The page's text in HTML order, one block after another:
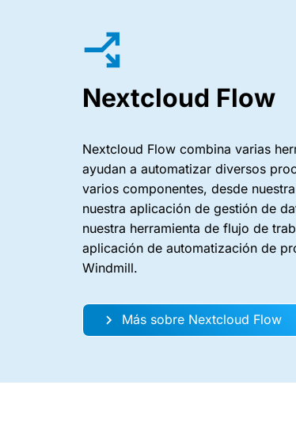
Nextcloud Flow
Nextcloud Flow combina varias
ayudan a automatizar diversos
varios componentes, desde
nuestra aplicación de gestión de
nuestra herramienta de flujo de
aplicación de automatización de
Windmill.
Más sobre Nextcloud Flow